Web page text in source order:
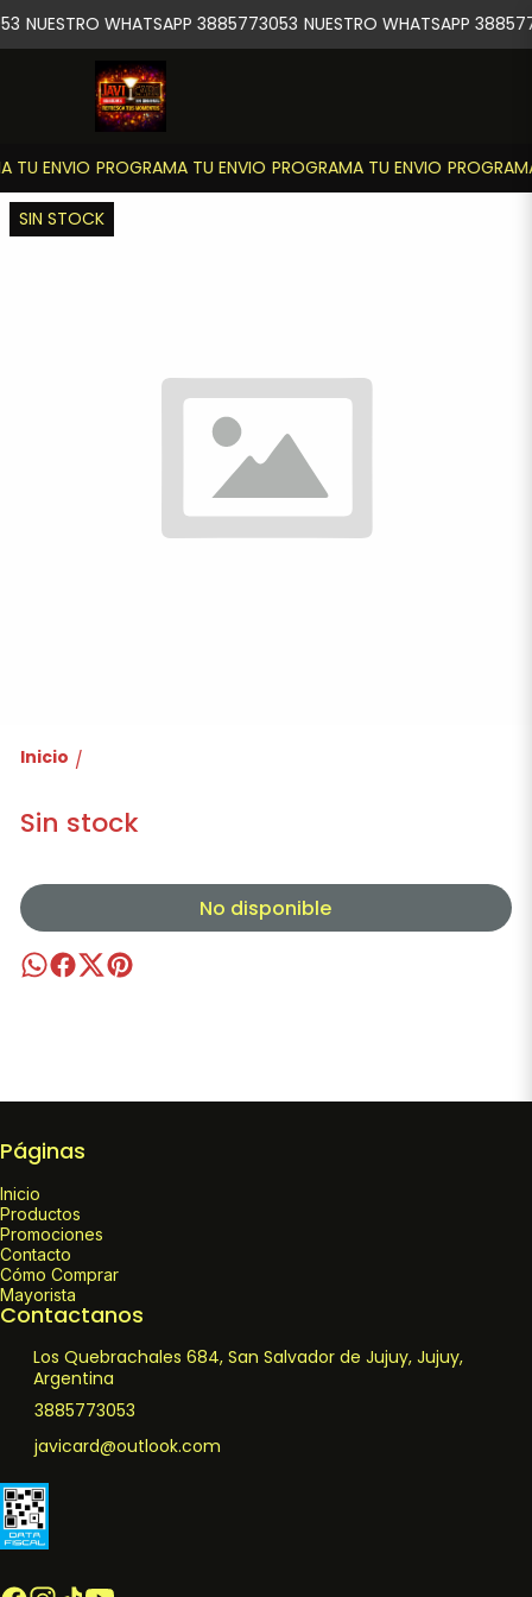
TU ENVIO PROGRAMA TU ENVIO PROGRAMA TU ENVIO
NUESTRO WHATSAPP 3885773053 NUESTRO WHATSAPP
SIN STOCK
Inicio /
Sin stock
No disponible
Páginas
Inicio
Productos
Promociones
Contacto
Cómo Comprar
Mayorista
Contactanos
Los Quebrachales 684, San Salvador de Jujuy, Jujuy,
Argentina
3885773053
javicard@outlook.com